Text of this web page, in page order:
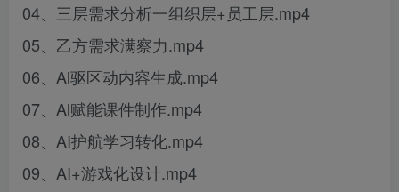
04、三层需求分析一组织层+员工层.mp4
05、乙方需求满察力.mp4
06、Al驱区动内容生成.mp4
07、Al赋能课件制作.mp4
08、AI护航学习转化.mp4
09、AI+游戏化设计.mp4